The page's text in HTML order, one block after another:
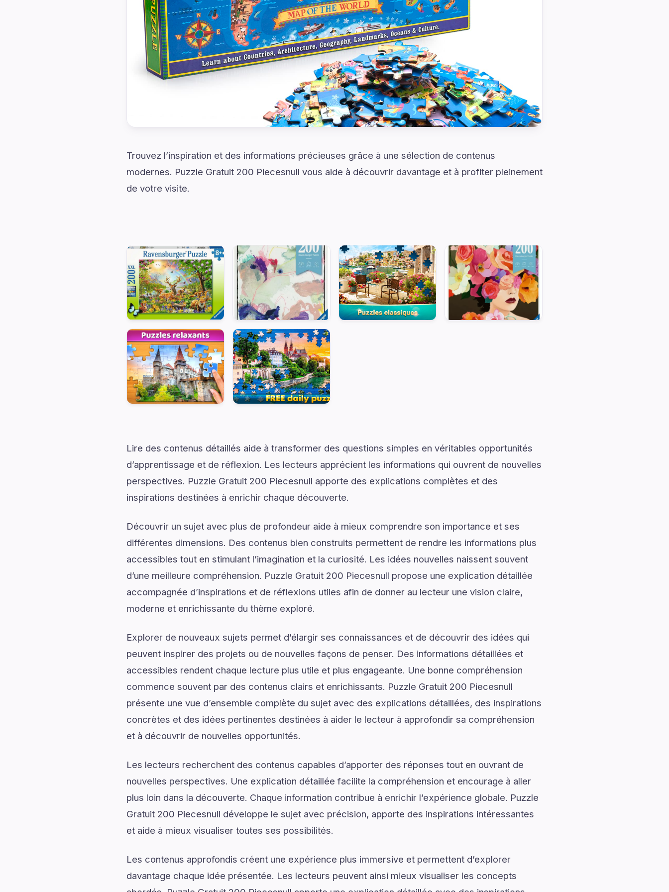
Trouvez l’inspiration et des informations précieuses grâce à une sélection de contenus
modernes. Puzzle Gratuit 200 Piecesnull vous aide à découvrir davantage et à profiter pleinement
de votre visite.
Lire des contenus détaillés aide à transformer des questions simples en véritables opportunités
d’apprentissage et de réflexion. Les lecteurs apprécient les informations qui ouvrent de nouvelles
perspectives. Puzzle Gratuit 200 Piecesnull apporte des explications complètes et des
inspirations destinées à enrichir chaque découverte.
Découvrir un sujet avec plus de profondeur aide à mieux comprendre son importance et ses
différentes dimensions. Des contenus bien construits permettent de rendre les informations plus
accessibles tout en stimulant l’imagination et la curiosité. Les idées nouvelles naissent souvent
d’une meilleure compréhension. Puzzle Gratuit 200 Piecesnull propose une explication détaillée
accompagnée d’inspirations et de réflexions utiles afin de donner au lecteur une vision claire,
moderne et enrichissante du thème exploré.
Explorer de nouveaux sujets permet d’élargir ses connaissances et de découvrir des idées qui
peuvent inspirer des projets ou de nouvelles façons de penser. Des informations détaillées et
accessibles rendent chaque lecture plus utile et plus engageante. Une bonne compréhension
commence souvent par des contenus clairs et enrichissants. Puzzle Gratuit 200 Piecesnull
présente une vue d’ensemble complète du sujet avec des explications détaillées, des inspirations
concrètes et des idées pertinentes destinées à aider le lecteur à approfondir sa compréhension
et à découvrir de nouvelles opportunités.
Les lecteurs recherchent des contenus capables d’apporter des réponses tout en ouvrant de
nouvelles perspectives. Une explication détaillée facilite la compréhension et encourage à aller
plus loin dans la découverte. Chaque information contribue à enrichir l’expérience globale. Puzzle
Gratuit 200 Piecesnull développe le sujet avec précision, apporte des inspirations intéressantes
et aide à mieux visualiser toutes ses possibilités.
Les contenus approfondis créent une expérience plus immersive et permettent d’explorer
davantage chaque idée présentée. Les lecteurs peuvent ainsi mieux visualiser les concepts